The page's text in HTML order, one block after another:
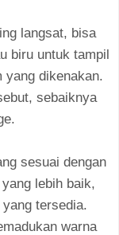
langsat, bisa
biru untuk tampil
yang dikenakan.
sebaiknya
sesuai dengan
lebih baik,
tersedia.
warna